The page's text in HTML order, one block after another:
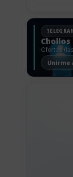
Ofertas
antes de
Unirme